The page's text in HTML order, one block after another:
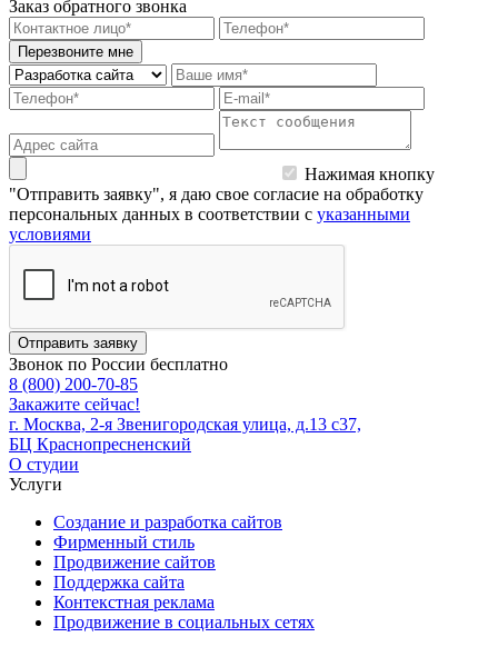
Заказ обратного звонка
Перезвоните мне
Нажимая кнопку
"Отправить заявку", я даю свое согласие на обработку
персональных данных в соответствии с указанными
условиями
Отправить заявку
Звонок по России бесплатно
8 (800) 200-70-85
Закажите сейчас!
г. Москва, 2-я Звенигородская улица, д.13 с37,
БЦ Краснопресненский
О студии
Услуги
Создание и разработка сайтов
Фирменный стиль
Продвижение сайтов
Поддержка сайта
Контекстная реклама
Продвижение в социальных сетях